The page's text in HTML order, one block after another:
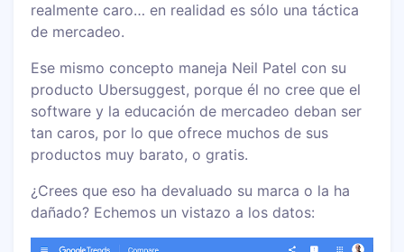
realmente caro… en realidad es sólo una táctica
de mercadeo.
Ese mismo concepto maneja Neil Patel con su
producto Ubersuggest, porque él no cree que el
software y la educación de mercadeo deban ser
tan caros, por lo que ofrece muchos de sus
productos muy barato, o gratis.
¿Crees que eso ha devaluado su marca o la ha
dañado? Echemos un vistazo a los datos: